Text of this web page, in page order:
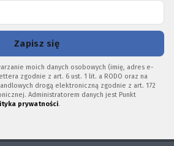
Zapisz się
moich danych osobowych (imię, adres e-
zgodnie z art. 6 ust. 1 lit. a RODO oraz na
drogą elektroniczną zgodnie z art. 172
Administratorem danych jest Punkt
prywatności.